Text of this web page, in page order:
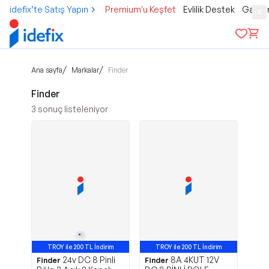
idefix’te Satış Yapın Premium'u Keşfet Evlilik Destek
Ana sayfa/ Markalar/ Finder
Finder
3 sonuç listeleniyor
TROY ile 200 TL İndirim
Finder 24v DC 8 Pinli
TROY ile 200 TL İndirim
Finder 8A 4KUT 12V